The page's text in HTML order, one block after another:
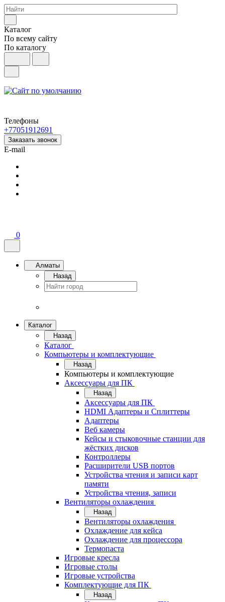
Каталог
По всему сайту
По каталогу
Телефоны
+77051912691
Заказать звонок
E-mail
0
Алматы
Назад
Каталог
Назад
Каталог
Компьютеры и комплектующие
Назад
Компьютеры и комплектующие
Аксессуары для ПК
Назад
Аксессуары для ПК
HDMI Адаптеры и Сплиттеры
Адаптеры
Веб камеры
Кейсы и стыковочные станции для
жёстких дисков
Контроллеры
Расширители USB портов
Устройства чтения и записи карт
памяти
Устройства чтения, записи
Вентиляторы охлаждения
Назад
Вентиляторы охлаждения
Охлаждение для кейса
Охлаждение для процессора
Термопаста
Игровые кресла
Игровые столы
Игровые устройства
Комплектующие для ПК
Назад